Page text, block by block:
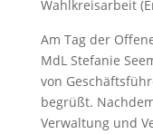
Wahlkreisarbeit
Am Tag der
MdL Stefanie
von
begrüßt.
Verwaltung und